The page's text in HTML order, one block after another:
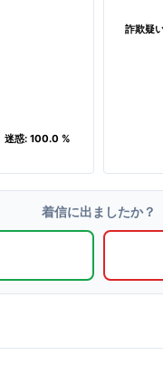
迷惑: 100.0 %
迷惑: 100.0 %
詐欺疑
詐欺疑
着信に出ましたか？